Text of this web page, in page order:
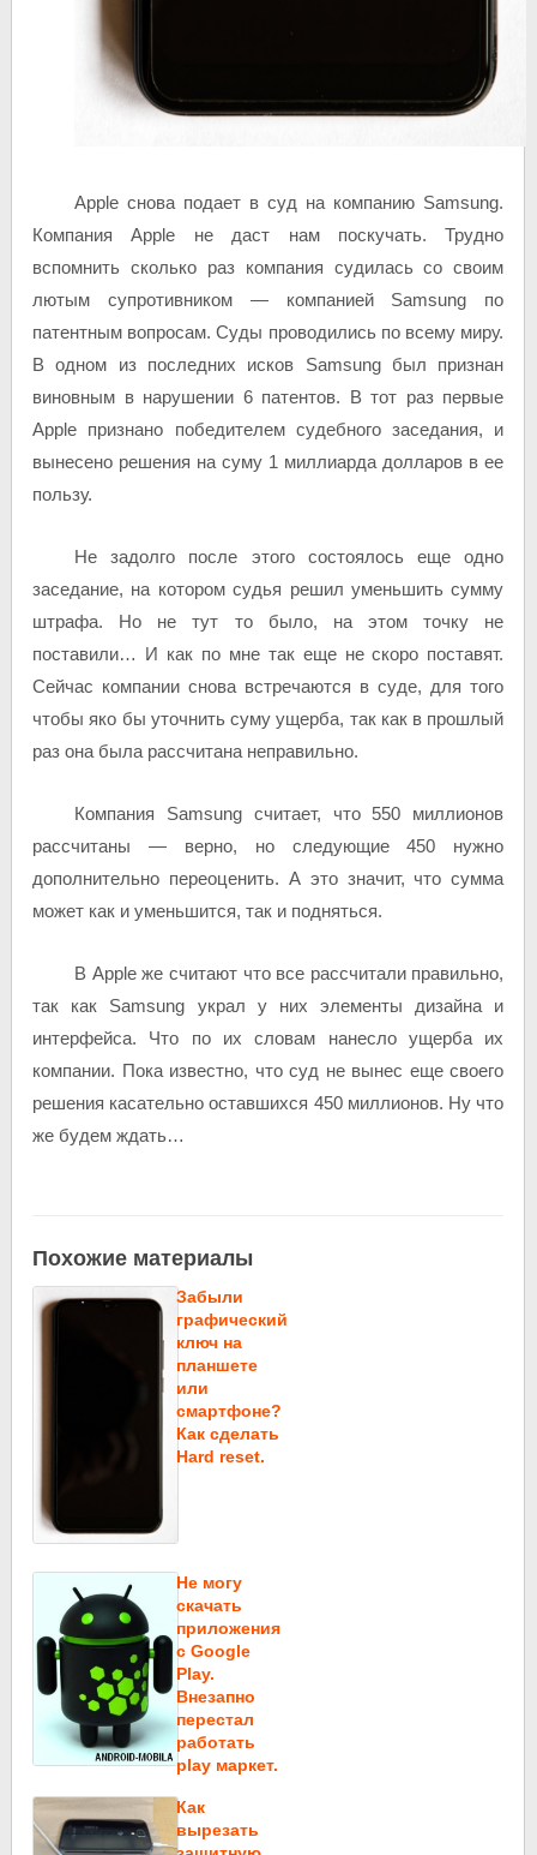
Apple снова подает в суд на компанию Samsung.
Компания Apple не даст нам поскучать. Трудно
вспомнить сколько раз компания судилась со своим
лютым супротивником — компанией Samsung по
патентным вопросам. Суды проводились по всему миру.
В одном из последних исков Samsung был признан
виновным в нарушении 6 патентов. В тот раз первые
Apple признано победителем судебного заседания, и
вынесено решения на суму 1 миллиарда долларов в ее
пользу.
Не задолго после этого состоялось еще одно
заседание, на котором судья решил уменьшить сумму
штрафа. Но не тут то было, на этом точку не
поставили… И как по мне так еще не скоро поставят.
Сейчас компании снова встречаются в суде, для того
чтобы яко бы уточнить суму ущерба, так как в прошлый
раз она была рассчитана неправильно.
Компания Samsung считает, что 550 миллионов
рассчитаны — верно, но следующие 450 нужно
дополнительно переоценить. А это значит, что сумма
может как и уменьшится, так и подняться.
В Apple же считают что все рассчитали правильно,
так как Samsung украл у них элементы дизайна и
интерфейса. Что по их словам нанесло ущерба их
компании. Пока известно, что суд не вынес еще своего
решения касательно оставшихся 450 миллионов. Ну что
же будем ждать…
Похожие материалы
Забыли
графический
ключ на
планшете
или
смартфоне?
Как сделать
Hard reset.
Не могу
скачать
приложения
c Google
Play.
Внезапно
перестал
работать
play маркет.
Как
вырезать